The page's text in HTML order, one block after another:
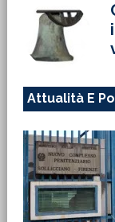
Attualità E